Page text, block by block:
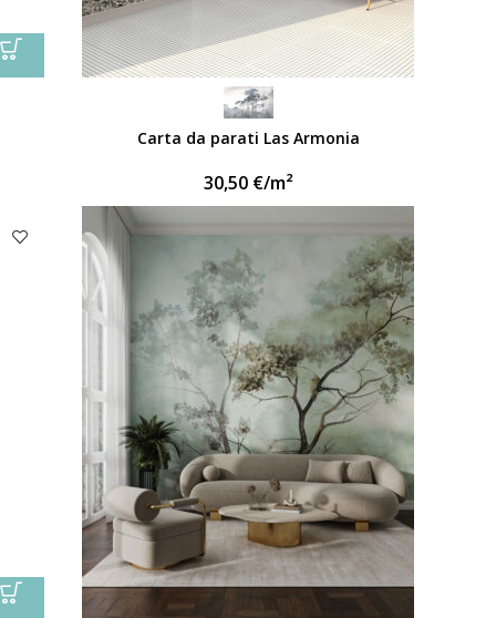
Carta da parati Las Armonia
30,50 €/m²